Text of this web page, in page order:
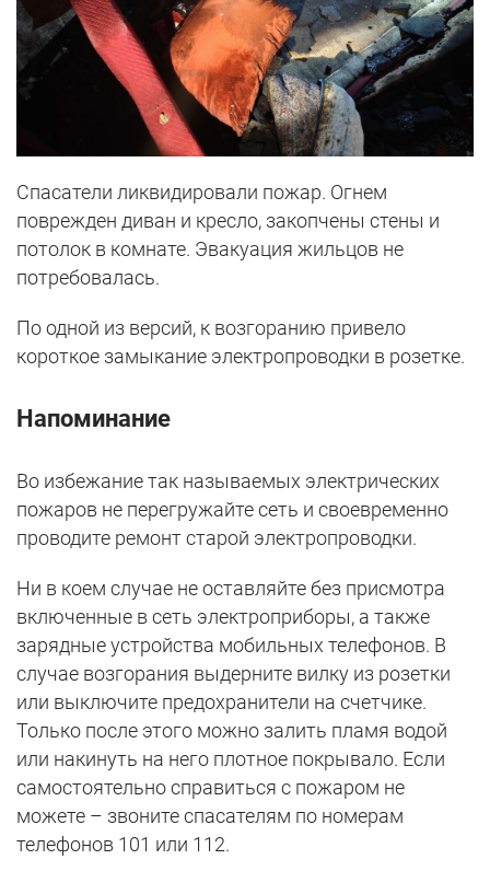
Спасатели ликвидировали пожар. Огнем
поврежден диван и кресло, закопчены стены и
потолок в комнате. Эвакуация жильцов не
потребовалась.
По одной из версий, к возгоранию привело
короткое замыкание электропроводки в розетке.
Напоминание
Во избежание так называемых электрических
пожаров не перегружайте сеть и своевременно
проводите ремонт старой электропроводки.
Ни в коем случае не оставляйте без присмотра
включенные в сеть электроприборы, а также
зарядные устройства мобильных телефонов. В
случае возгорания выдерните вилку из розетки
или выключите предохранители на счетчике.
Только после этого можно залить пламя водой
или накинуть на него плотное покрывало. Если
самостоятельно справиться с пожаром не
можете – звоните спасателям по номерам
телефонов 101 или 112.